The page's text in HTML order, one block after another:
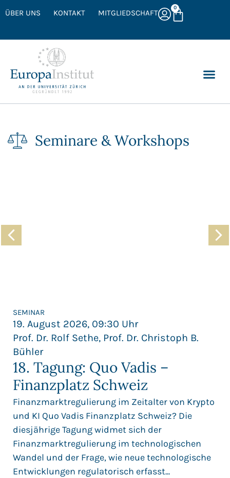
ÜBER UNS KONTAKT MITGLIEDSCHAFT
0
Seminare & Workshops
SEMINAR
19. August 2026, 09:30 Uhr
Prof. Dr. Rolf Sethe, Prof. Dr. Christoph B.
Bühler
18. Tagung: Quo Vadis –
Finanzplatz Schweiz
Finanzmarktregulierung im Zeitalter von Krypto
und KI Quo Vadis Finanzplatz Schweiz? Die
diesjährige Tagung widmet sich der
Finanzmarktregulierung im technologischen
Wandel und der Frage, wie neue technologische
Entwicklungen regulatorisch erfasst...